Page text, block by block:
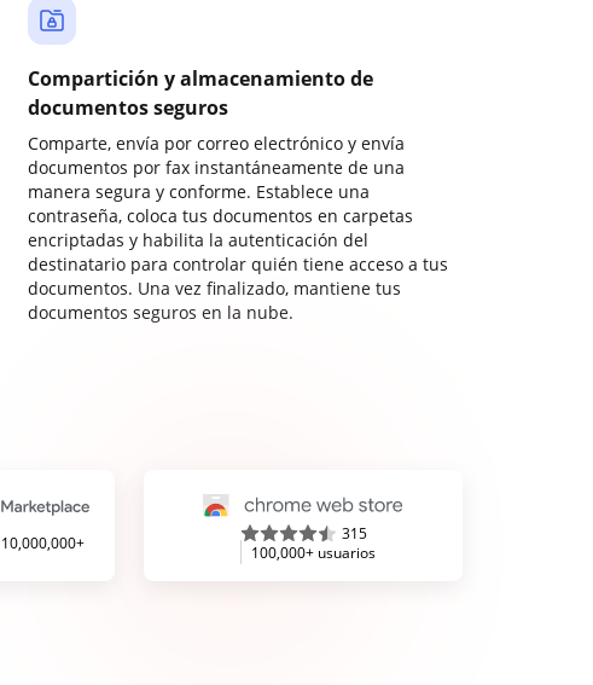
Compartición y almacenamiento de
documentos seguros
Comparte, envía por correo electrónico y envía
documentos por fax instantáneamente de una
manera segura y conforme. Establece una
contraseña, coloca tus documentos en carpetas
encriptadas y habilita la autenticación del
destinatario para controlar quién tiene acceso a tus
documentos. Una vez finalizado, mantiene tus
documentos seguros en la nube.
10,000,000+
315
100,000+ usuarios